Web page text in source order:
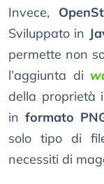
Invece,
Sviluppato in
permette non
l’aggiunta di
della proprietà
informato
solo tipo di
necessiti di